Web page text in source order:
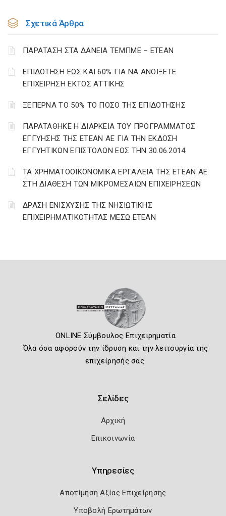
Σχετικά Άρθρα
ΠΑΡΑΤΑΣΗ ΣΤΑ ΔΑΝΕΙΑ ΤΕΜΠΜΕ – ΕΤΕΑΝ
ΕΠΙΔΟΤΗΣΗ ΕΩΣ ΚΑΙ 60% ΓΙΑ ΝΑ ΑΝΟΙΞΕΤΕ
ΕΠΙΧΕΙΡΗΣΗ ΕΚΤΟΣ ΑΤΤΙΚΗΣ
ΞΕΠΕΡΝΑ ΤΟ 50% ΤΟ ΠΟΣΟ ΤΗΣ ΕΠΙΔΟΤΗΣΗΣ
ΠΑΡΑΤΑΘΗΚΕ Η ΔΙΑΡΚΕΙΑ ΤΟΥ ΠΡΟΓΡΑΜΜΑΤΟΣ
ΕΓΓΥΗΣΗΣ ΤΗΣ ΕΤΕΑΝ ΑΕ ΓΙΑ ΤΗΝ ΕΚΔΟΣΗ
ΕΓΓΥΗΤΙΚΩΝ ΕΠΙΣΤΟΛΩΝ ΕΩΣ ΤΗΝ 30.06.2014
ΤΑ ΧΡΗΜΑΤΟΟΙΚΟΝΟΜΙΚΑ ΕΡΓΑΛΕΙΑ ΤΗΣ ΕΤΕΑΝ ΑΕ
ΣΤΗ ΔΙΑΘΕΣΗ ΤΩΝ ΜΙΚΡΟΜΕΣΑΙΩΝ ΕΠΙΧΕΙΡΗΣΕΩΝ
ΔΡΑΣΗ ΕΝΙΣΧΥΣΗΣ ΤΗΣ ΝΗΣΙΩΤΙΚΗΣ
ΕΠΙΧΕΙΡΗΜΑΤΙΚΟΤΗΤΑΣ ΜΕΣΩ ΕΤΕΑΝ
ONLINE Σύμβουλος Επιχειρηματία
Όλα όσα αφορούν την ίδρυση και την λειτουργία της
επιχείρησής σας.
Σελίδες
Αρχική
Επικοινωνία
Υπηρεσίες
Αποτίμηση Αξίας Επιχείρησης
Υποβολή Ερωτημάτων